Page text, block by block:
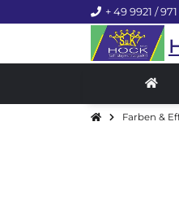
+ 49 9921 / 971
Farben &